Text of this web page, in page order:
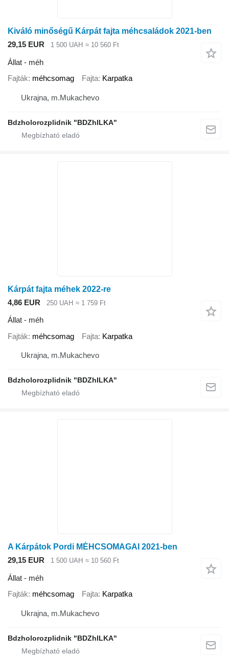
Kiváló minőségű Kárpát fajta méhcsaládok 2021-ben
29,15 EUR
1 500 UAH ≈ 10 560 Ft
Állat - méh
Fajták méhcsomag Fajta Karpatka
Ukrajna, m.Mukachevo
Bdzholorozplidnik "BDZhILKA"
Kárpát fajta méhek 2022-re
4,86 EUR
250 UAH ≈ 1 759 Ft
Állat - méh
Fajták méhcsomag Fajta Karpatka
Ukrajna, m.Mukachevo
Bdzholorozplidnik "BDZhILKA"
A Kárpátok Pordi MÉHCSOMAGAI 2021-ben
29,15 EUR
1 500 UAH ≈ 10 560 Ft
Állat - méh
Fajták méhcsomag Fajta Karpatka
Ukrajna, m.Mukachevo
Bdzholorozplidnik "BDZhILKA"